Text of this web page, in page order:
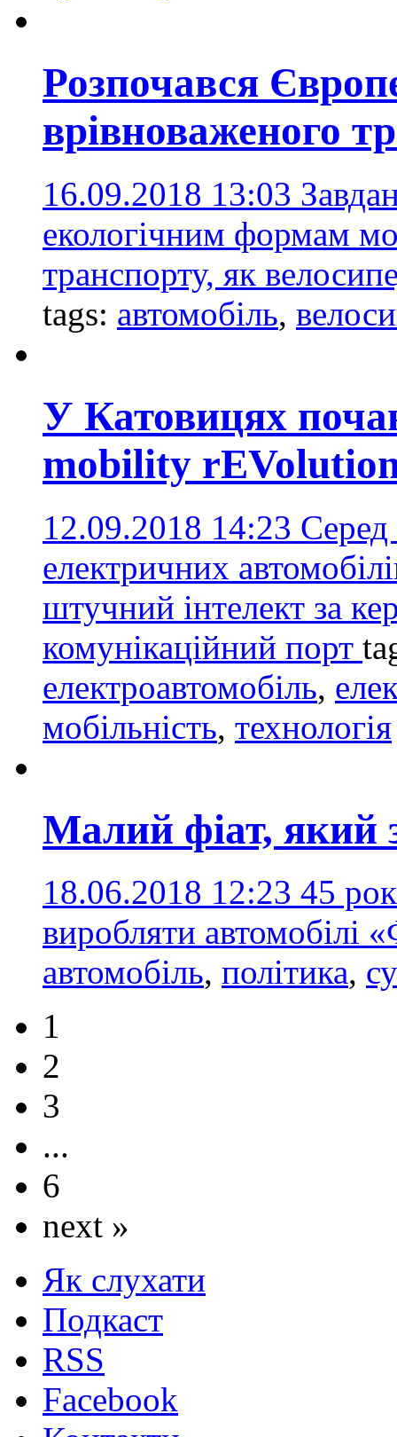
Розпочався
врівноваженого
16.09.2018 13:03
екологічним формам
транспорту, як
tags: автомобіль,
У Катовицях
mobility
12.09.2018 14:23 Серед
електричних
штучний інтелект за
комунікаційний порт
електроавтомобіль,
мобільність, технологія
Малий фіат, який
18.06.2018 12:23 45
виробляти автомобілі
автомобіль, політика,
1
2
3
...
6
next »
Як слухати
Подкаст
RSS
Facebook